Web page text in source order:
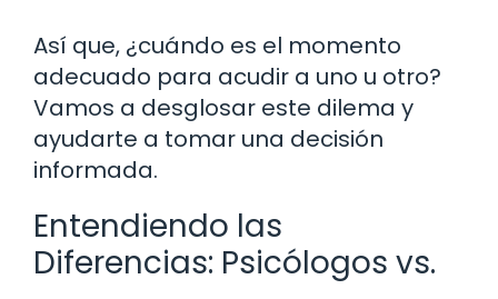
Así que, ¿cuándo es el momento
adecuado para acudir a uno u otro?
Vamos a desglosar este dilema y
ayudarte a tomar una decisión
informada.
Entendiendo las
Diferencias: Psicólogos vs.